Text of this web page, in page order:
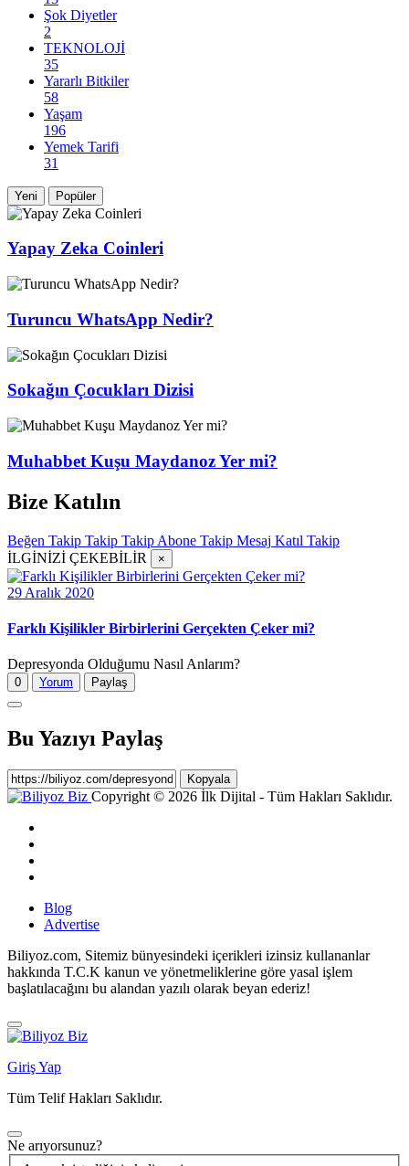
Şok Diyetler
2
TEKNOLOJİ
35
Yararlı Bitkiler
58
Yaşam
196
Yemek Tarifi
31
Yeni Popüler
Yapay Zeka Coinleri
Turuncu WhatsApp Nedir?
Sokağın Çocukları Dizisi
Muhabbet Kuşu Maydanoz Yer mi?
Bize Katılın
Beğen Takip Takip Takip Abone Takip Mesaj Katıl Takip
İLGİNİZİ ÇEKEBİLİR
×
29 Aralık 2020
Farklı Kişilikler Birbirlerini Gerçekten Çeker mi?
Depresyonda Olduğumu Nasıl Anlarım?
0 Yorum Paylaş
Bu Yazıyı Paylaş
Kopyala
Copyright © 2026 İlk Dijital - Tüm Hakları Saklıdır.
Blog
Advertise
Biliyoz.com, Sitemiz bünyesindeki içerikleri izinsiz kullananlar
hakkında T.C.K kanun ve yönetmeliklerine göre yasal işlem
başlatılacağını bu alandan yazılı olarak beyan ederiz!
Giriş Yap
Tüm Telif Hakları Saklıdır.
Ne arıyorsunuz?